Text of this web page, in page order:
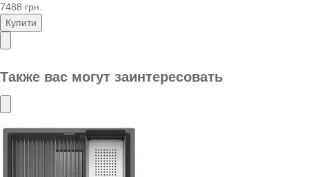
7488 грн.
Купити
Также вас могут заинтересовать